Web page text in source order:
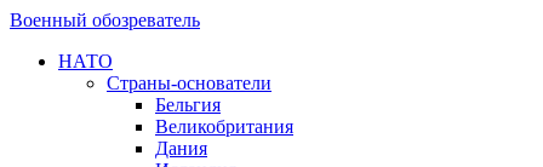
Военный обозреватель
НАТО
Страны-основатели
Бельгия
Великобритания
Дания